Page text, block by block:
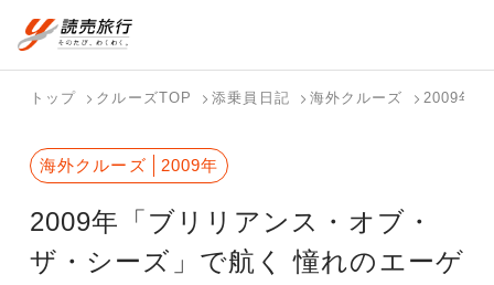
航空券+宿泊
フリーワード
検索する
国内旅行トップ
バスツアー
を探す
個人旅行
（ブーケ）
国内特集か
テーマから写真から探
海外旅行トップ
海外特集か
ら探す
テーマから
探す
トップ クルーズTOP 添乗員日記 海外クルーズ 2009年
2009年「ブリリアンス・オブ・
ザ・シーズ」で航く 憧れのエーゲ
海外クルーズ 2009年